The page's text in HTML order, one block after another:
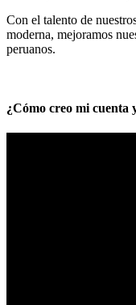
Con el talento de
moderna, mejoramos
peruanos.
¿Cómo creo mi cuenta